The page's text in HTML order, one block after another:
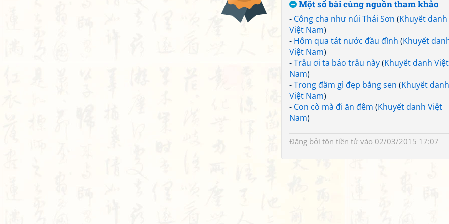
Một số bài cùng nguồn tham khảo
- Công cha như núi Thái Sơn (Khuyết danh
Việt Nam)
- Hôm qua tát nước đầu đình (Khuyết
Việt Nam)
-Trâu ơi ta bảo trâu này(Khuyết danh Việt
Nam)
-Trong đầm gì đẹp bằng sen (Khuyết danh
Việt Nam)
- Con cò mà đi ăn đêm (Khuyết danh Việt
Nam)
Đăng bởi tôn tiền tửvào 02/03/2015 17:07